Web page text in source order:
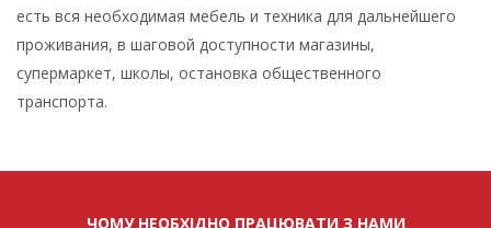
есть вся необходимая мебель и техника для дальнейшего
проживания, в шаговой доступности магазины,
супермаркет, школы, остановка общественного
транспорта.
ЧОМУ НЕОБХІДНО ПРАЦЮВАТИ З НАМИ